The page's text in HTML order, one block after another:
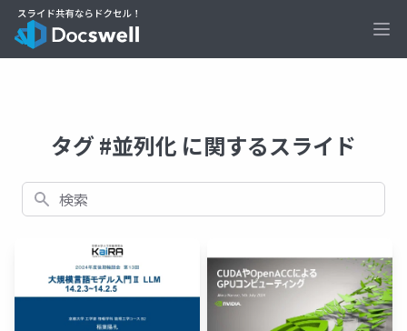
タグ #並列化 に関するスライド
検索